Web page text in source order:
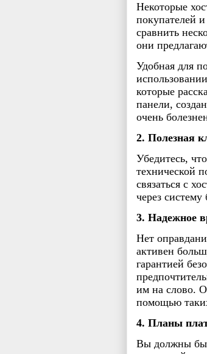
Некоторые
покупателей
сравнить
они
Удобная для
которые
панели,
очень
2. Полезная
Убедитесь,
технической
связаться с
через
3. Надежное
Нет
активен
гарантией
им на слово.
помощью
4. Планы
Вы должны